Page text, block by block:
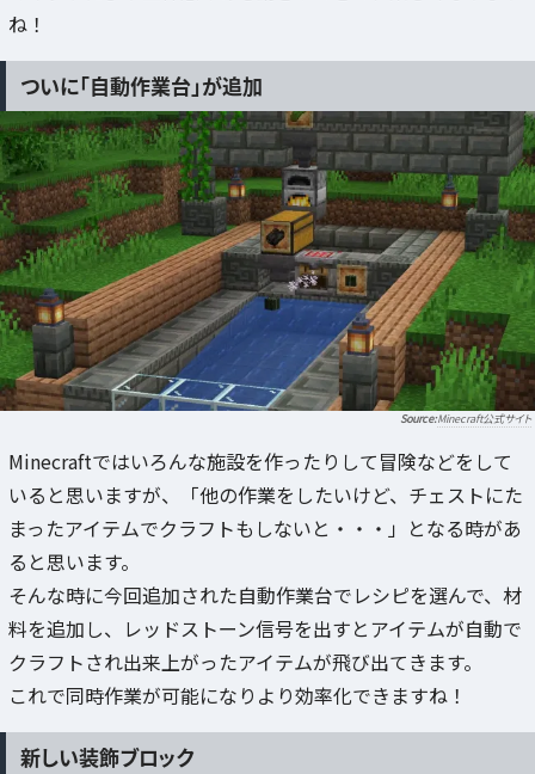
ね！
ついに「自動作業台」が追加
Minecraft公式サイト
Minecraftではいろんな施設を作ったりして冒険などをして
いると思いますが、「他の作業をしたいけど、チェストにた
まったアイテムでクラフトもしないと・・・」となる時があ
ると思います。
そんな時に今回追加された自動作業台でレシピを選んで、材
料を追加し、レッドストーン信号を出すとアイテムが自動で
クラフトされ出来上がったアイテムが飛び出てきます。
これで同時作業が可能になりより効率化できますね！
新しい装飾ブロック